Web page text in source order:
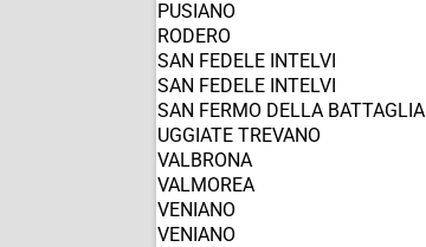
PUSIANO
RODERO
SAN FEDELE INTELVI
SAN FEDELE INTELVI
SAN FERMO DELLA BATTAGLIA
UGGIATE TREVANO
VALBRONA
VALMOREA
VENIANO
VENIANO